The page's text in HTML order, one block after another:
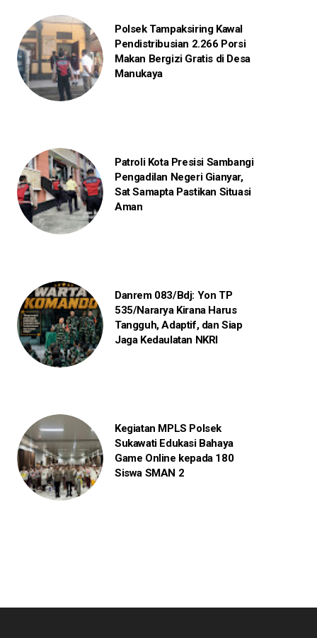
Polsek Tampaksiring Kawal
Pendistribusian 2.266 Porsi
Makan Bergizi Gratis di Desa
Manukaya
Patroli Kota Presisi Sambangi
Pengadilan Negeri Gianyar,
Sat Samapta Pastikan Situasi
Aman
Danrem 083/Bdj: Yon TP
535/Nararya Kirana Harus
Tangguh, Adaptif, dan Siap
Jaga Kedaulatan NKRI
Kegiatan MPLS Polsek
Sukawati Edukasi Bahaya
Game Online kepada 180
Siswa SMAN 2